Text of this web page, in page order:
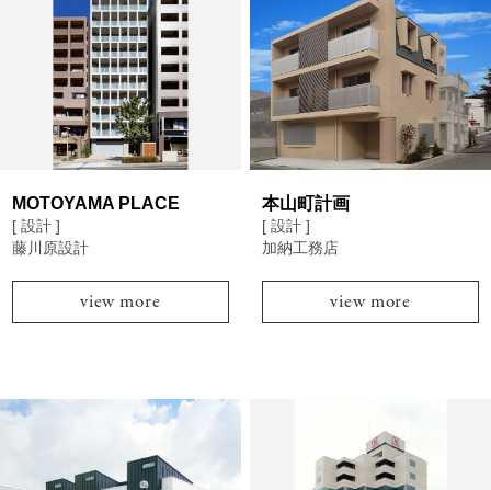
MOTOYAMA PLACE
[ 設計 ]
藤川原設計
view more
本山町計画
[ 設計 ]
加納工務店
view more